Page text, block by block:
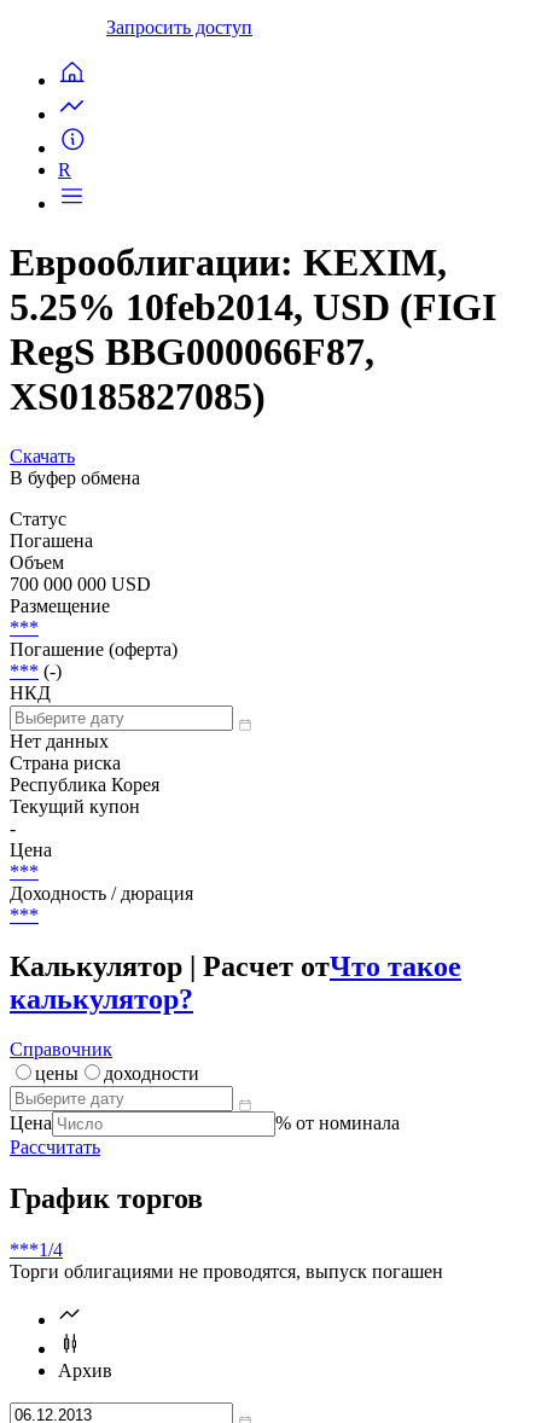
Запросить доступ
R
Еврооблигации: KEXIM,
5.25% 10feb2014, USD (FIGI
RegS BBG000066F87,
XS0185827085)
Скачать
В буфер обмена
Статус
Погашена
Объем
700 000 000 USD
Размещение
***
Погашение (оферта)
*** (-)
НКД
Нет данных
Страна риска
Республика Корея
Текущий купон
-
Цена
***
Доходность / дюрация
***
Калькулятор | Расчет отЧто такое
калькулятор?
Справочник
цены
доходности
Цена
% от номинала
Рассчитать
График торгов
***1/4
Торги облигациями не проводятся, выпуск погашен
Архив